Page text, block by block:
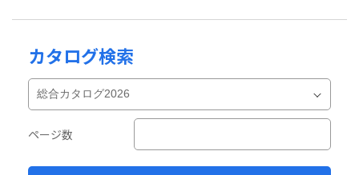
カタログ検索
ページ数